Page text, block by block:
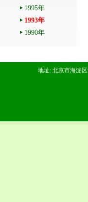
1995年
1993年
1990年
地址: 北京市海淀区